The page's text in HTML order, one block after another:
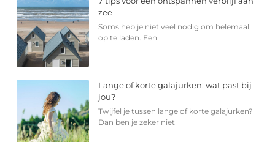
zee
Soms heb je niet veel nodig om helemaal
op te laden. Een
Lange of korte galajurken: wat past bij
jou?
Twijfel je tussen lange of korte galajurken?
Dan ben je zeker niet